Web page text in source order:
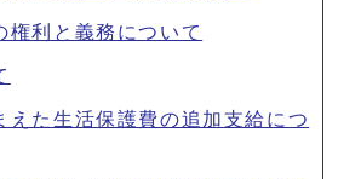
権利と義務について
えた生活保護費の追加支給につ